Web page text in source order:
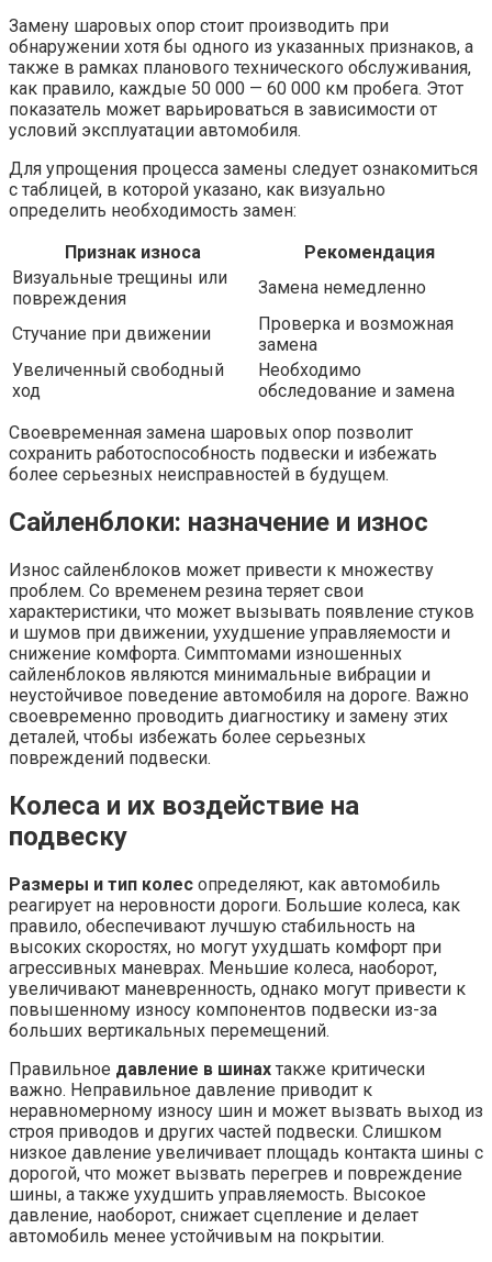
Замену шаровых опор стоит производить при
обнаружении хотя бы одного из указанных признаков, а
также в рамках планового технического обслуживания,
как правило, каждые 50 000 — 60 000 км пробега. Этот
показатель может варьироваться в зависимости от
условий эксплуатации автомобиля.
Для упрощения процесса замены следует ознакомиться
с таблицей, в которой указано, как визуально
определить необходимость замен:
Признак износа
Рекомендация
Визуальные трещины или
повреждения
Замена немедленно
Стучание при движении
Проверка и возможная
замена
Увеличенный свободный
ход
Необходимо
обследование и замена
Своевременная замена шаровых опор позволит
сохранить работоспособность подвески и избежать
более серьезных неисправностей в будущем.
Сайленблоки: назначение и износ
Износ сайленблоков может привести к множеству
проблем. Со временем резина теряет свои
характеристики, что может вызывать появление стуков
и шумов при движении, ухудшение управляемости и
снижение комфорта. Симптомами изношенных
сайленблоков являются минимальные вибрации и
неустойчивое поведение автомобиля на дороге. Важно
своевременно проводить диагностику и замену этих
деталей, чтобы избежать более серьезных
повреждений подвески.
Колеса и их воздействие на
подвеску
Размеры и тип колес определяют, как автомобиль
реагирует на неровности дороги. Большие колеса, как
правило, обеспечивают лучшую стабильность на
высоких скоростях, но могут ухудшать комфорт при
агрессивных маневрах. Меньшие колеса, наоборот,
увеличивают маневренность, однако могут привести к
повышенному износу компонентов подвески из-за
больших вертикальных перемещений.
Правильное давление в шинах также критически
важно. Неправильное давление приводит к
неравномерному износу шин и может вызвать выход из
строя приводов и других частей подвески. Слишком
низкое давление увеличивает площадь контакта шины с
дорогой, что может вызвать перегрев и повреждение
шины, а также ухудшить управляемость. Высокое
давление, наоборот, снижает сцепление и делает
автомобиль менее устойчивым на покрытии.